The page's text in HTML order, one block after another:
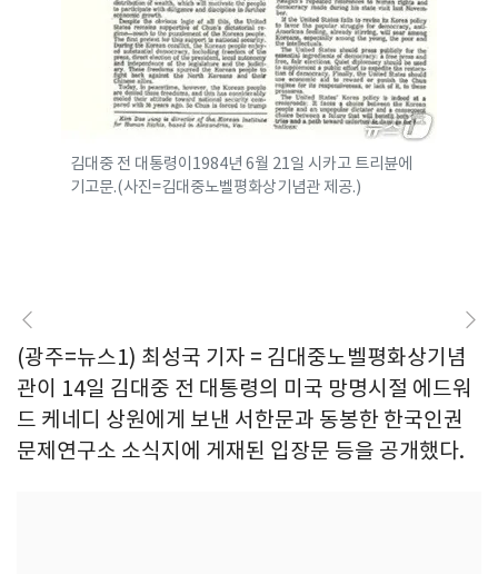
김대중 전 대통령이1984년 6월 21일 시카고 트리뷴에
기고문.(사진=김대중노벨평화상기념관 제공.)
(광주=뉴스1) 최성국 기자 = 김대중노벨평화상기념
관이 14일 김대중 전 대통령의 미국 망명시절 에드워
드 케네디 상원에게 보낸 서한문과 동봉한 한국인권
문제연구소 소식지에 게재된 입장문 등을 공개했다.